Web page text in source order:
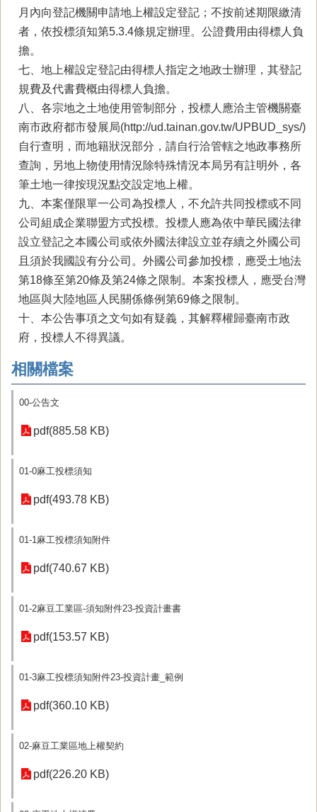
月內向登記機關申請地上權設定登記；不按前述期限繳清
者，依投標須知第5.3.4條規定辦理。公證費用由得標人負
擔。
七、地上權設定登記由得標人指定之地政士辦理，其登記
規費及代書費概由得標人負擔。
八、各宗地之土地使用管制部分，投標人應洽主管機關臺
南市政府都市發展局(http://ud.tainan.gov.tw/UPBUD_sys/)
自行查明，而地籍狀況部分，請自行洽管轄之地政事務所
查詢，另地上物使用情況除特殊情況本局另有註明外，各
筆土地一律按現況點交設定地上權。
九、本案僅限單一公司為投標人，不允許共同投標或不同
公司組成企業聯盟方式投標。投標人應為依中華民國法律
設立登記之本國公司或依外國法律設立並存續之外國公司
且須於我國設有分公司。外國公司參加投標，應受土地法
第18條至第20條及第24條之限制。本案投標人，應受台灣
地區與大陸地區人民關係條例第69條之限制。
十、本公告事項之文句如有疑義，其解釋權歸臺南市政
府，投標人不得異議。
相關檔案
00-公告文
pdf(885.58 KB)
01-0麻工投標須知
pdf(493.78 KB)
01-1麻工投標須知附件
pdf(740.67 KB)
01-2麻豆工業區-須知附件23-投資計畫書
pdf(153.57 KB)
01-3麻工投標須知附件23-投資計畫_範例
pdf(360.10 KB)
02-麻豆工業區地上權契約
pdf(226.20 KB)